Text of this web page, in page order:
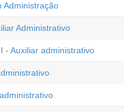
Administração
Administrativo
- Auxiliar administrativo